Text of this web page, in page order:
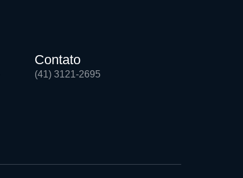
Contato
(41) 3121-2695